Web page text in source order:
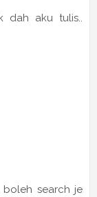
dah aku tulis..
boleh search je